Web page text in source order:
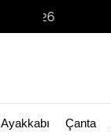
Ayakkabı Çanta